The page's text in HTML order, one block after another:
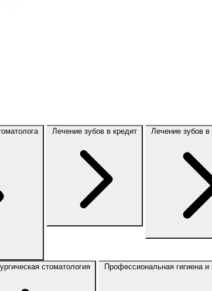
Лечение зубов в кредит Лечение зубов в
стоматология Профессиональная гигиена и